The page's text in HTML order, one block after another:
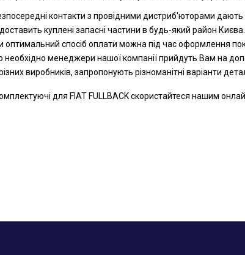
контакти з провідними дистриб'юторами дають
куплені запасні частини в будь-який район
оптимальний спосіб оплати можна під час оформлення
необхідно менеджери нашої компанії прийдуть Вам на
виробників, запропонують різноманітні варіанти
для FIAT FULLBACK скористайтеся нашим